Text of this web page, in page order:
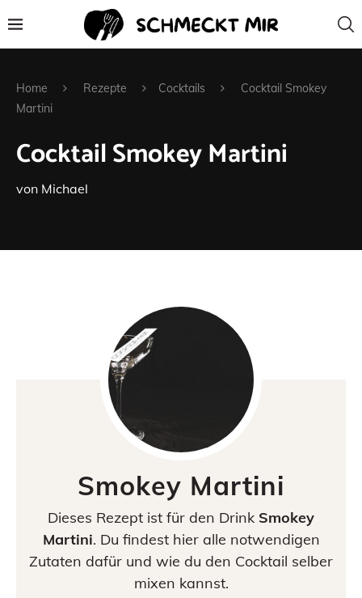
Home Rezepte Cocktails
Cocktail Smokey
Martini
Cocktail Smokey Martini
von Michael
Smokey Martini
Dieses Rezept ist für den Drink Smokey
Martini. Du findest hier alle notwendigen
Zutaten dafür und wie du den Cocktail selber
mixen kannst.